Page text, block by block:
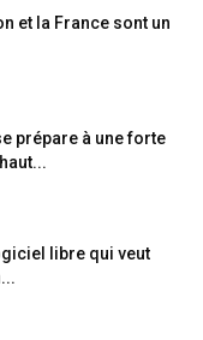
et la France sont un
prépare à une forte
libre qui veut